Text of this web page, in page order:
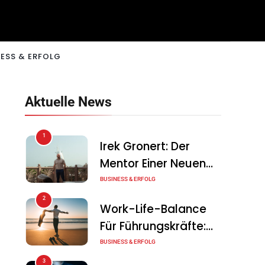
& ERFOLG
Aktuelle News
1
Irek Gronert: Der
Mentor Einer Neuen
Generation Von
BUSINESS & ERFOLG
2
Work-Life-Balance
Für Führungskräfte:
Illusion Oder Echte
BUSINESS & ERFOLG
3